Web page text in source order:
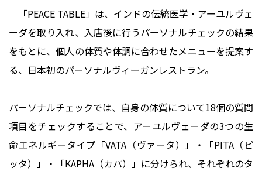
「PEACE TABLE」は、インドの伝統医学・アーユルヴェ
ーダを取り入れ、入店後に行うパーソナルチェックの結果
をもとに、個人の体質や体調に合わせたメニューを提案す
る、日本初のパーソナルヴィーガンレストラン。
パーソナルチェックでは、自身の体質について18個の質問
項目をチェックすることで、アーユルヴェーダの3つの生
命エネルギータイプ「VATA（ヴァータ）」・「PITA（ピ
ッタ）」・「KAPHA（カパ）」に分けられ、それぞれのタ